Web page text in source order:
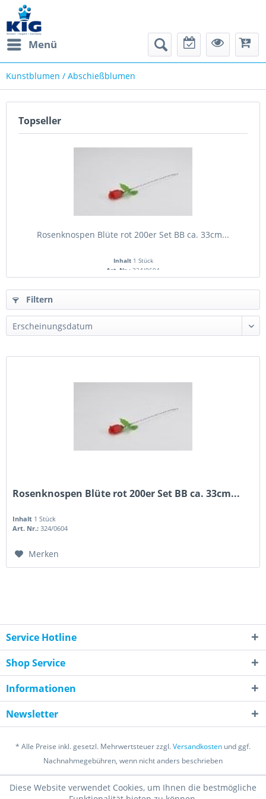
Menü
Kunstblumen / Abschießblumen
Topseller
Rosenknospen Blüte rot 200er Set BB ca. 33cm...
Inhalt 1 Stück
Art. Nr.: 324/0604
Filtern
Rosenknospen Blüte rot 200er Set BB ca. 33cm...
Inhalt 1 Stück
Art. Nr.:324/0604
Merken
Service Hotline
Shop Service
Informationen
Newsletter
* Alle Preise inkl. gesetzl. Mehrwertsteuer zzgl.Versandkosten und ggf.
Nachnahmegebühren, wenn nicht anders beschrieben
Diese Website verwendet Cookies, um Ihnen die bestmögliche